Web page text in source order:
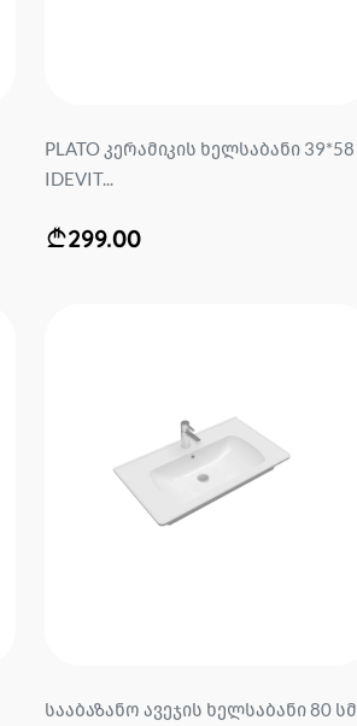
PLATO კერამიკის ხელსაბანი 39*58
IDEVIT...
299.00
სააბაზანო ავეჯის ხელსაბანი 80 სმ